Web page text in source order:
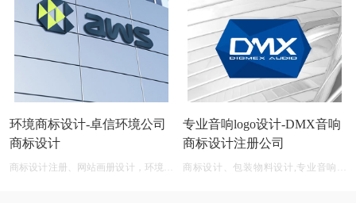
环境商标设计-卓信环境公司
商标设计
商标设计注册、网站画册设计，环境商
专业音响logo设计-DMX音响
商标设计注册公司
商标设计、包装物料设计,专业音响公